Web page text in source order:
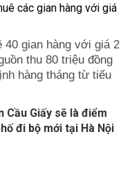
40 gian hàng với giá 2
thu 80 triệu đồng
hàng tháng từ tiểu
Cầu Giấy sẽ là điểm
đi bộ mới tại Hà Nội